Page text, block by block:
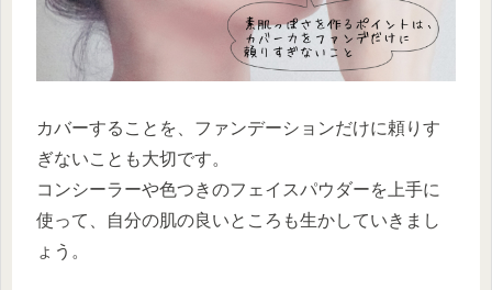
カバーすることを、ファンデーションだけに頼りす
ぎないことも大切です。
コンシーラーや色つきのフェイスパウダーを上手に
使って、自分の肌の良いところも生かしていきまし
ょう。